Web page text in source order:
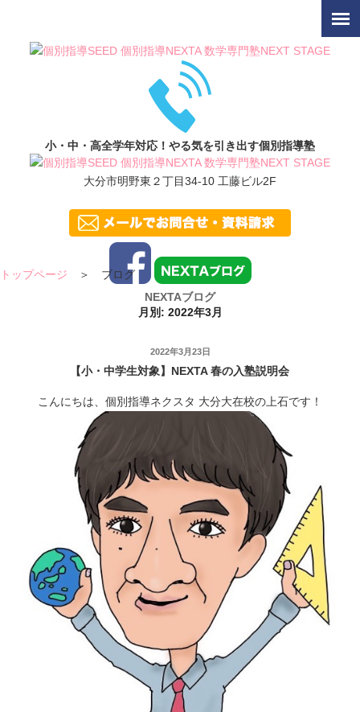
小・中・高全学年対応！やる気を引き出す個別指導塾
大分市明野東２丁目34-10 工藤ビル2F
トップページ ＞ ブログ
NEXTAブログ
月別: 2022年3月
投
稿
2022年3月23日
【小・中学生対象】NEXTA 春の入塾説明会
こんにちは、個別指導ネクスタ 大分大在校の上石です！